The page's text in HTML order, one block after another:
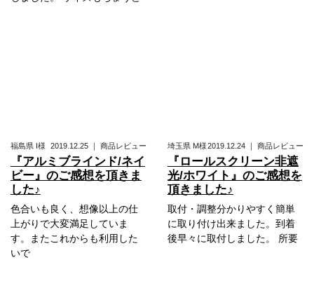
福島県 I様 2019.12.25 ｜ 商品レビュー
『アルミブラインド/ネイ
ビー』のご感想を頂きま
した♪
色合いも良く、想像以上の仕
上がりで大変満足していま
す。またこれからも利用した
いで
埼玉県 M様2019.12.24 ｜ 商品レビュー
『ロールスクリーン非遮
光/ホワイト』のご感想を
頂きました♪
取付・調整分かりやすく簡単
に取り付け出来ました。到着
後早々に取付しました。 所要